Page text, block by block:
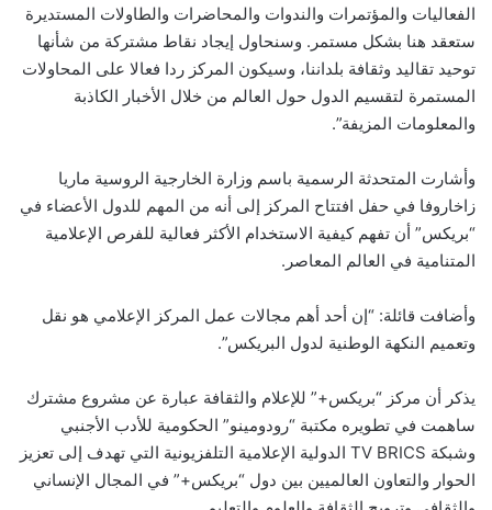
الفعاليات والمؤتمرات والندوات والمحاضرات والطاولات المستديرة
ستعقد هنا بشكل مستمر. وسنحاول إيجاد نقاط مشتركة من شأنها
توحيد تقاليد وثقافة بلداننا، وسيكون المركز ردا فعالا على المحاولات
المستمرة لتقسيم الدول حول العالم من خلال الأخبار الكاذبة
والمعلومات المزيفة”.
وأشارت المتحدثة الرسمية باسم وزارة الخارجية الروسية ماريا
زاخاروفا في حفل افتتاح المركز إلى أنه من المهم للدول الأعضاء في
“بريكس” أن تفهم كيفية الاستخدام الأكثر فعالية للفرص الإعلامية
المتنامية في العالم المعاصر.
وأضافت قائلة: “إن أحد أهم مجالات عمل المركز الإعلامي هو نقل
وتعميم النكهة الوطنية لدول البريكس”.
يذكر أن مركز “بريكس+” للإعلام والثقافة عبارة عن مشروع مشترك
ساهمت في تطويره مكتبة “رودومينو” الحكومية للأدب الأجنبي
وشبكة TV BRICS الدولية الإعلامية التلفزيونية التي تهدف إلى تعزيز
الحوار والتعاون العالميين بين دول “بريكس+” في المجال الإنساني